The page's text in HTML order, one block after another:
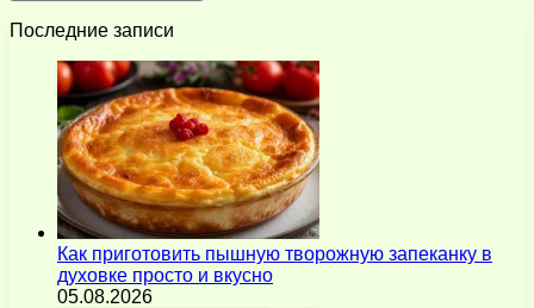
Последние записи
Как приготовить пышную творожную запеканку в
духовке просто и вкусно
05.08.2026